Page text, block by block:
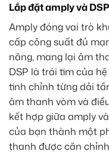
Lắp đặt amply và
Amply đóng vai trò
cấp công suất đủ
năng, mang lại âm
DSP là trái tim của
tinh chỉnh từng dải
âm thanh vòm và
kết hợp giữa amply
của bạn thành một
thanh được căn